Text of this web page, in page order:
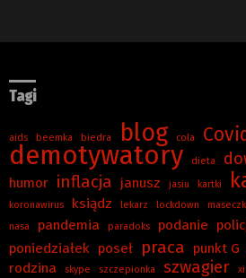
Tagi
aids beemka biedra blog cola
demotywatory dieta
humor inflacja janusz jasiu kartki
koronawirus ksiądz lekarz lockdown
nasa pandemia paradoks podanie
poniedziałek poseł praca punkt G
rodzina skype szczepionka szwagier